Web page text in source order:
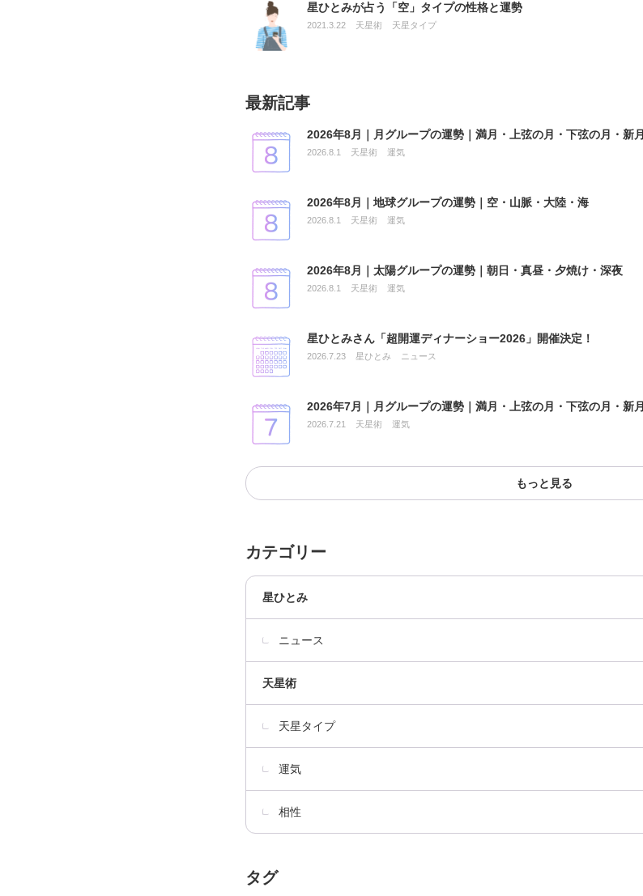
星ひとみが占う「空」タイプの性格と運勢
2021.3.22 天星術 天星タイプ
最新記事
2026年8月｜月グループの運勢｜満月・上弦の月・下弦の月・新月
2026.8.1 天星術 運気
2026年8月｜地球グループの運勢｜空・山脈・大陸・海
2026.8.1 天星術 運気
2026年8月｜太陽グループの運勢｜朝日・真昼・夕焼け・深夜
2026.8.1 天星術 運気
星ひとみさん「超開運ディナーショー2026」開催決定！
2026.7.23 星ひとみ ニュース
2026年7月｜月グループの運勢｜満月・上弦の月・下弦の月・新月
2026.7.21 天星術 運気
もっと見る
カテゴリー
星ひとみ
ニュース
天星術
天星タイプ
運気
相性
タグ